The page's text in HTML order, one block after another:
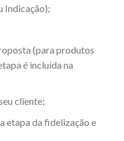
Indicação);
(para produtos
é incluída na
cliente;
etapa da fidelização e